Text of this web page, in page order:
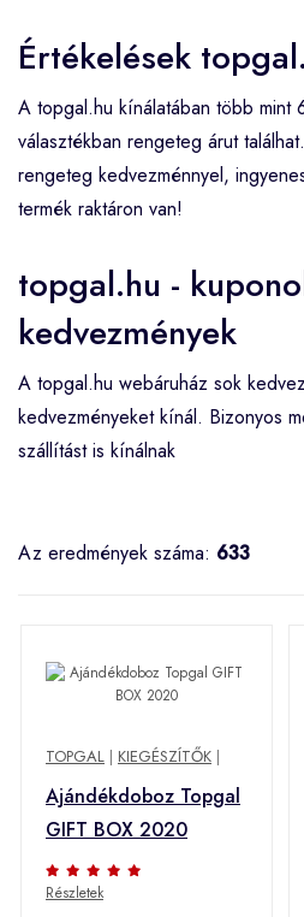
Értékelések
A topgal.hu kínálatában több mint
választékban rengeteg árut
rengeteg kedvezménnyel,
termék raktáron van!
topgal.hu -
kedvezmények
A topgal.hu webáruház sok
kedvezményeket kínál. Bizonyos
szállítást is kínálnak
Az eredmények száma: 633
TOPGAL | KIEGÉSZÍTŐK |
Ajándékdoboz Topgal
GIFT BOX 2020
Részletek